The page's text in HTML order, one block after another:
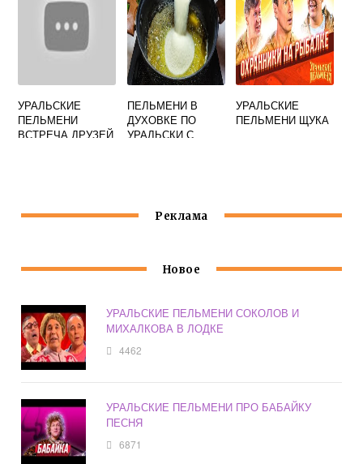
УРАЛЬСКИЕ
ПЕЛЬМЕНИ
ВСТРЕЧА ДРУЗЕЙ
ПЕЛЬМЕНИ В
ДУХОВКЕ ПО
УРАЛЬСКИ С
УРАЛЬСКИЕ
ПЕЛЬМЕНИ ЩУКА
Реклама
Новое
УРАЛЬСКИЕ ПЕЛЬМЕНИ СОКОЛОВ И
МИХАЛКОВА В ЛОДКЕ
4462
УРАЛЬСКИЕ ПЕЛЬМЕНИ ПРО БАБАЙКУ
ПЕСНЯ
6871